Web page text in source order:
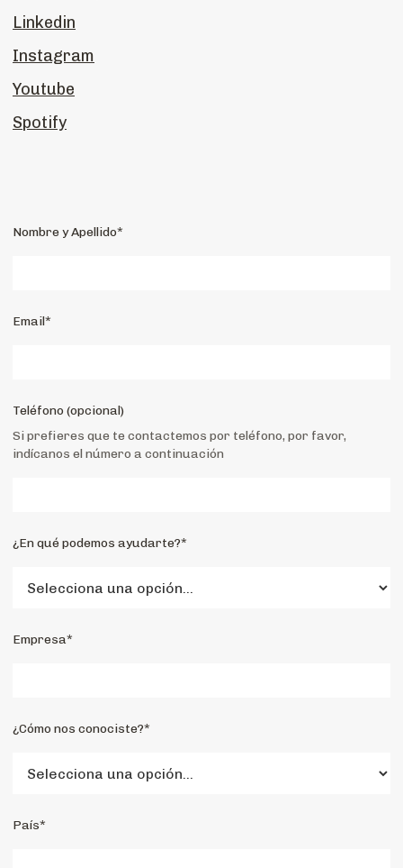
Linkedin
Instagram
Youtube
Spotify
Nombre y Apellido*
Email*
Teléfono (opcional)
Si prefieres que te contactemos por teléfono, por favor,
indícanos el número a continuación
¿En qué podemos ayudarte?*
Empresa*
¿Cómo nos conociste?*
País*